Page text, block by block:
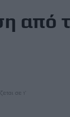
από
σε 1'